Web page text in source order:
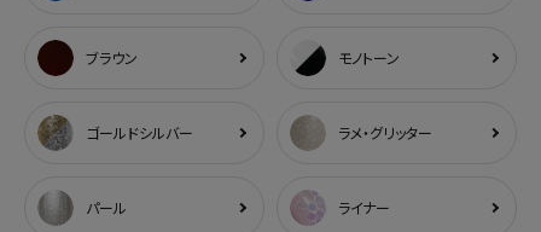
ブラウン モノトーン
ゴールドシルバー ラメ・グリッター
パール ライナー